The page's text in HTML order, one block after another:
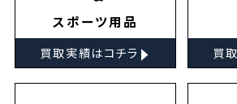
スポーツ用品
買取実績はコチラ ▸ 買